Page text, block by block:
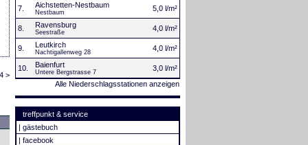
>
7. Aichstetten-Nestbaum
Nestbaum 5,0 l/m²
8. Ravensburg
Seestraße 4,0 l/m²
9. Leutkirch
Nachtigallenweg 28 4,0 l/m²
10. Baienfurt
Untere Bergstrasse 7
3,0 l/m²
Alle Niederschlagsstationen anzeigen
treffpunkt & service
| gästebuch
| facebook